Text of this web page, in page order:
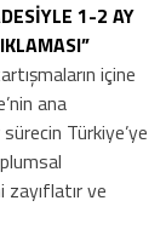
1-2 AY
içine
ana
Türkiye’ye
ve